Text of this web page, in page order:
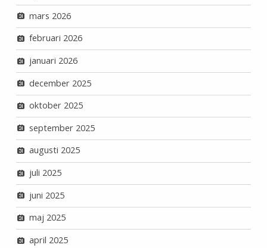
mars 2026
februari 2026
januari 2026
december 2025
oktober 2025
september 2025
augusti 2025
juli 2025
juni 2025
maj 2025
april 2025